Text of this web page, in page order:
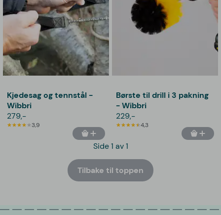
Kjedesag og tennstål -
Wibbri
279,-
3,9
Børste til drill i 3 pakning
- Wibbri
229,-
4,3
Side 1 av 1
Tilbake til toppen